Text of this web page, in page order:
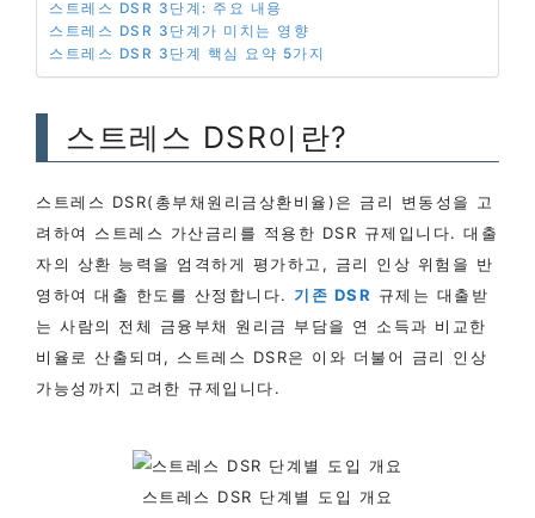
스트레스 DSR 3단계: 주요 내용
스트레스 DSR 3단계가 미치는 영향
스트레스 DSR 3단계 핵심 요약 5가지
스트레스 DSR이란?
스트레스 DSR(총부채원리금상환비율)은 금리 변동성을 고
려하여 스트레스 가산금리를 적용한 DSR 규제입니다. 대출
자의 상환 능력을 엄격하게 평가하고, 금리 인상 위험을 반
영하여 대출 한도를 산정합니다. 기존 DSR 규제는 대출받
는 사람의 전체 금융부채 원리금 부담을 연 소득과 비교한
비율로 산출되며, 스트레스 DSR은 이와 더불어 금리 인상
가능성까지 고려한 규제입니다.
스트레스 DSR 단계별 도입 개요